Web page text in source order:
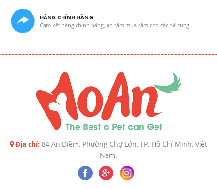
HÀNG CHÍNH HÃNG
Cam kết hàng chính hãng, an tâm mua sắm cho các bé cưng
Địa chỉ: 84 An Điềm, Phường Chợ Lớn, TP. Hồ Chí Minh, Việt
Nam.